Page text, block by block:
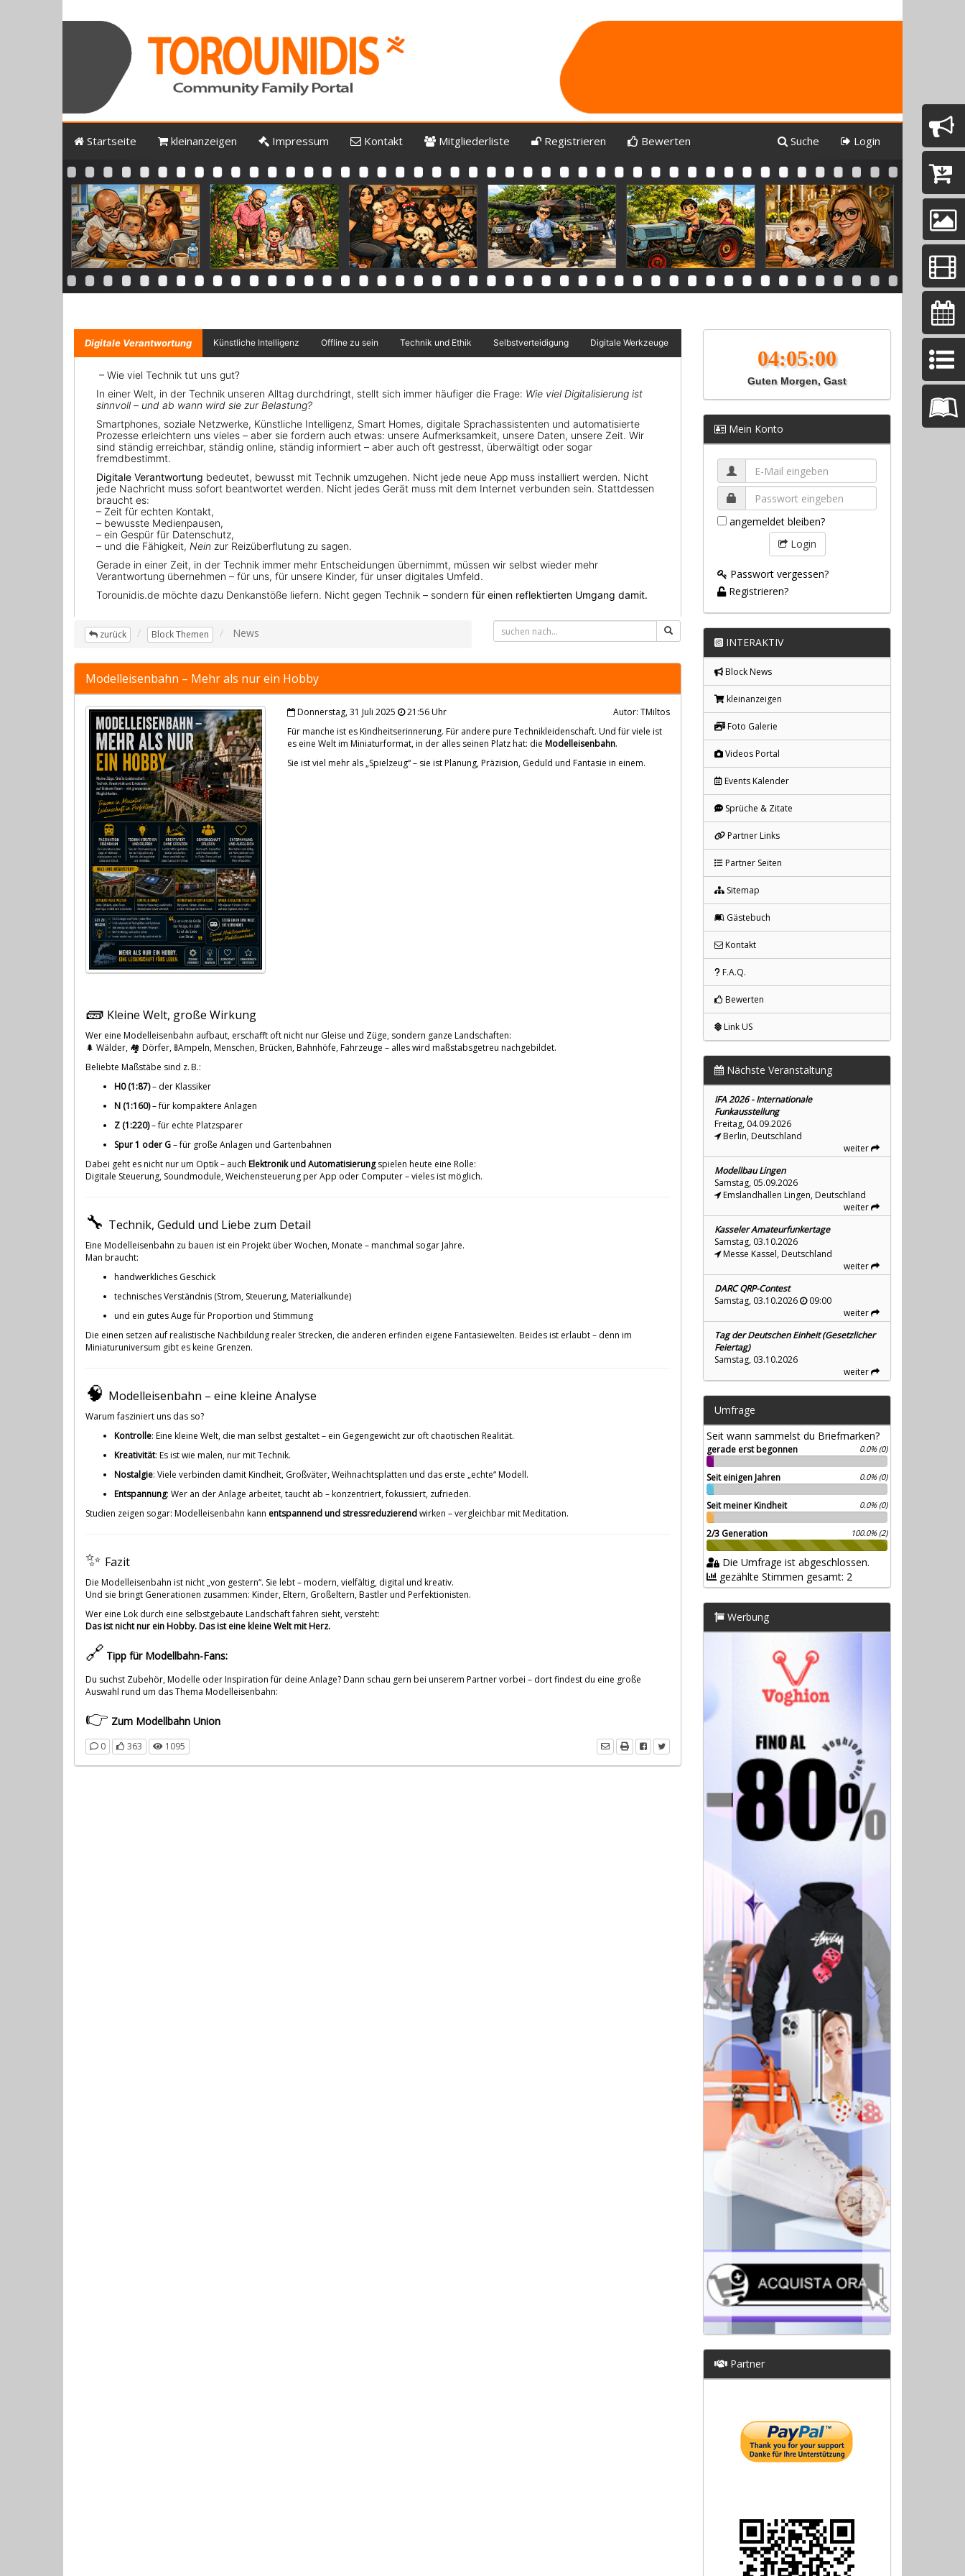
Startseite kleinanzeigen Impressum Kontakt Mitgliederliste Registrieren Bewerten Suche Login
Previous Next
zurück Block Themen News
Modelleisenbahn – Mehr als nur ein Hobby
Donnerstag, 31 Juli 2025 21:56 Uhr
Autor: TMiltos
Für manche ist es Kindheitserinnerung. Für andere pure Technikleidenschaft. Und für viele ist
es eine Welt im Miniaturformat, in der alles seinen Platz hat: dieModelleisenbahn.
Sie ist viel mehr als „Spielzeug“ – sie ist Planung, Präzision, Geduld und Fantasie in einem.
🧱 Kleine Welt, große Wirkung
Wer eine Modelleisenbahn aufbaut, erschafft oft nicht nur Gleise und Züge, sondern ganze Landschaften:
🌲 Wälder, 🏘️ Dörfer, 🚦Ampeln, Menschen, Brücken, Bahnhöfe, Fahrzeuge – alles wird maßstabsgetreu nachgebildet.
Beliebte Maßstäbe sind z. B.:
H0 (1:87)– der Klassiker
N (1:160)– für kompaktere Anlagen
Z (1:220)– für echte Platzsparer
Spur 1 oder G– für große Anlagen und Gartenbahnen
Dabei geht es nicht nur um Optik – auch Elektronik und Automatisierungspielen heute eine Rolle:
Digitale Steuerung, Soundmodule, Weichensteuerung per App oder Computer – vieles ist möglich.
🔧 Technik, Geduld und Liebe zum Detail
Eine Modelleisenbahn zu bauen ist ein Projekt über Wochen, Monate – manchmal sogar Jahre.
Man braucht:
handwerkliches Geschick
technisches Verständnis (Strom, Steuerung, Materialkunde)
und ein gutes Auge für Proportion und Stimmung
Die einen setzen auf realistische Nachbildung realer Strecken, die anderen erfinden eigene Fantasiewelten. Beides ist erlaubt – denn im
Miniaturuniversum gibt es keine Grenzen.
🧠 Modelleisenbahn – eine kleine Analyse
Warum fasziniert uns das so?
Kontrolle: Eine kleine Welt, die man selbst gestaltet – ein Gegengewicht zur oft chaotischen Realität.
Kreativität: Es ist wie malen, nur mit Technik.
Nostalgie: Viele verbinden damit Kindheit, Großväter, Weihnachtsplatten und das erste „echte“ Modell.
Entspannung: Wer an der Anlage arbeitet, taucht ab – konzentriert, fokussiert, zufrieden.
Studien zeigen sogar: Modelleisenbahn kann entspannend und stressreduzierendwirken – vergleichbar mit Meditation.
✨ Fazit
Die Modelleisenbahn ist nicht „von gestern“. Sie lebt – modern, vielfältig, digital und kreativ.
Und sie bringt Generationen zusammen: Kinder, Eltern, Großeltern, Bastler und Perfektionisten.
Wer eine Lok durch eine selbstgebaute Landschaft fahren sieht, versteht:
Das ist nicht nur ein Hobby. Das ist eine kleine Welt mit Herz.
🔗 Tipp für Modellbahn-Fans:
Du suchst Zubehör, Modelle oder Inspiration für deine Anlage? Dann schau gern bei unserem Partner vorbei – dort findest du eine große
Auswahl rund um das Thema Modelleisenbahn:
👉 Zum Modellbahn Union
0 363 1095
Guten Morgen, Gast
Mein Konto
angemeldet bleiben?
Login
Passwort vergessen?
Registrieren?
INTERAKTIV
Block News
kleinanzeigen
Foto Galerie
Videos Portal
Events Kalender
Sprüche & Zitate
Partner Links
Partner Seiten
Sitemap
Gästebuch
Kontakt
F.A.Q.
Bewerten
Link US
Nächste Veranstaltung
IFA 2026 - Internationale
Funkausstellung
Freitag, 04.09.2026
Berlin, Deutschland
weiter
Modellbau Lingen
Samstag, 05.09.2026
Emslandhallen Lingen, Deutschland
weiter
Kasseler Amateurfunkertage
Samstag, 03.10.2026
Messe Kassel, Deutschland
weiter
DARC QRP-Contest
Samstag, 03.10.2026
09:00
weiter
Tag der Deutschen Einheit (Gesetzlicher
Feiertag)
Samstag, 03.10.2026
weiter
Umfrage
Seit wann sammelst du Briefmarken?
gerade erst begonnen 0.0% (0)
Seit einigen Jahren 0.0% (0)
Seit meiner Kindheit 0.0% (0)
2/3 Generation 100.0% (2)
Die Umfrage ist abgeschlossen.
gezählte Stimmen gesamt: 2
Werbung
Partner